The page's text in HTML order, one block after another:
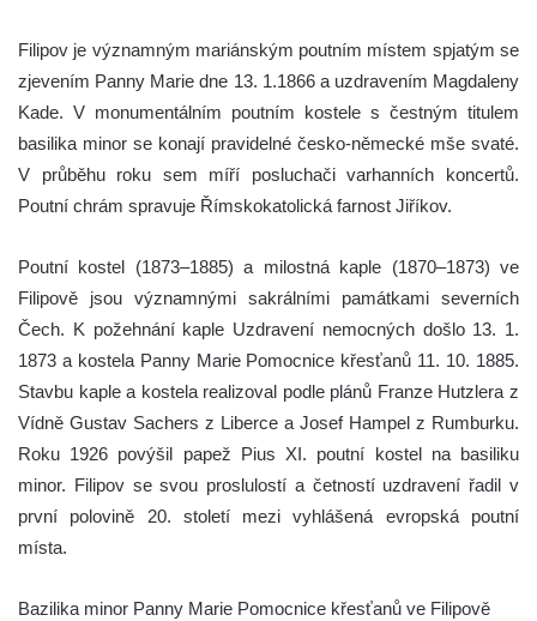
Filipov je významným mariánským poutním místem spjatým se
zjevením Panny Marie dne 13. 1.1866 a uzdravením Magdaleny
Kade. V monumentálním poutním kostele s čestným titulem
basilika minor se konají pravidelné česko-německé mše svaté.
V průběhu roku sem míří posluchači varhanních koncertů.
Poutní chrám spravuje Římskokatolická farnost Jiříkov.
Poutní kostel (1873–1885) a milostná kaple (1870–1873) ve
Filipově jsou významnými sakrálními památkami severních
Čech. K požehnání kaple Uzdravení nemocných došlo 13. 1.
1873 a kostela Panny Marie Pomocnice křesťanů 11. 10. 1885.
Stavbu kaple a kostela realizoval podle plánů Franze Hutzlera z
Vídně Gustav Sachers z Liberce a Josef Hampel z Rumburku.
Roku 1926 povýšil papež Pius XI. poutní kostel na basiliku
minor. Filipov se svou proslulostí a četností uzdravení řadil v
první polovině 20. století mezi vyhlášená evropská poutní
místa.
Bazilika minor Panny Marie Pomocnice křesťanů ve Filipově